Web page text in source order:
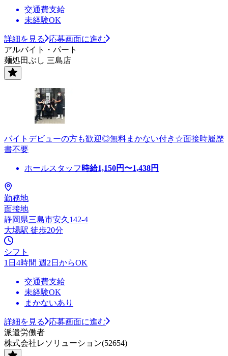
交通費支給
未経験OK
詳細を見る
応募画面に進む
アルバイト・パート
麺処田ぶし 三島店
バイトデビューの方も歓迎◎無料まかない付き☆面接時履歴
書不要
ホールスタッフ 時給1,150円〜1,438円
勤務地
面接地
静岡県三島市安久142-4
大場駅 徒歩20分
シフト
1日4時間 週2日からOK
交通費支給
未経験OK
まかないあり
詳細を見る
応募画面に進む
派遣労働者
株式会社レソリューション(52654)